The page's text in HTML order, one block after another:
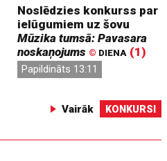
Noslēdzies konkurss par
ielūgumiem uz šovu
Mūzika tumsā: Pavasara
noskaņojums © DIENA (1)
Papildināts 13:11
Vairāk KONKURSI